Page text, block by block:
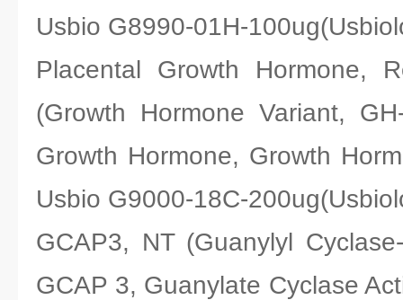
Usbio G8990-01H-
Placental Growth Hormone,
(Growth Hormone Variant,
Growth Hormone, Growth
Usbio G9000-18C-
GCAP3, NT (Guanylyl
GCAP 3, Guanylate Cyclase